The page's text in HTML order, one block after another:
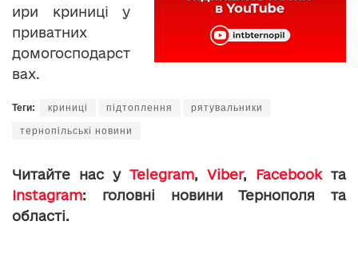
ири криниці у
приватних
домогосподарст
вах.
Теги: криниці підтоплення рятувальники
тернопільські новини
Читайте нас у Telegram, Viber, Facebookта
Instagram: головні новини Тернополя та
області.